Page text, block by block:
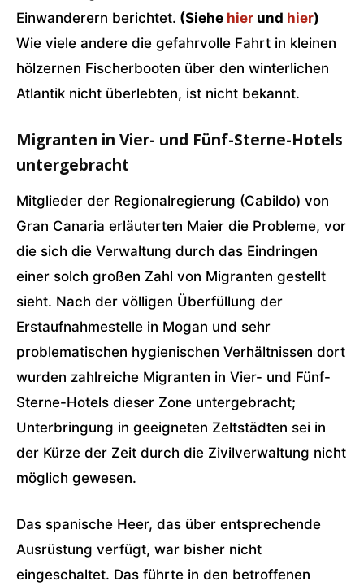
Einwanderern berichtet. (Siehe hier und hier)
Wie viele andere die gefahrvolle Fahrt in kleinen
hölzernen Fischerbooten über den winterlichen
Atlantik nicht überlebten, ist nicht bekannt.
Migranten in Vier- und Fünf-Sterne-Hotels
untergebracht
Mitglieder der Regionalregierung (Cabildo) von
Gran Canaria erläuterten Maier die Probleme, vor
die sich die Verwaltung durch das Eindringen
einer solch großen Zahl von Migranten gestellt
sieht. Nach der völligen Überfüllung der
Erstaufnahmestelle in Mogan und sehr
problematischen hygienischen Verhältnissen dort
wurden zahlreiche Migranten in Vier- und Fünf-
Sterne-Hotels dieser Zone untergebracht;
Unterbringung in geeigneten Zeltstädten sei in
der Kürze der Zeit durch die Zivilverwaltung nicht
möglich gewesen.
Das spanische Heer, das über entsprechende
Ausrüstung verfügt, war bisher nicht
eingeschaltet. Das führte in den betroffenen